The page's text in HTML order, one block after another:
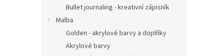
Bullet journaling - kreativní zápisník
Malba
Golden - akrylové barvy a doplňky
Akrylové barvy